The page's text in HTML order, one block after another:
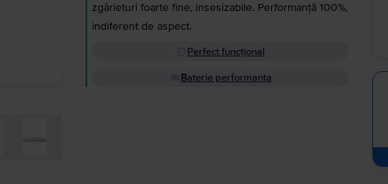
zgârieturi foarte fine, insesizabile. Performanță 100%,
indiferent de aspect.
Perfect funcțional
Baterie performanta